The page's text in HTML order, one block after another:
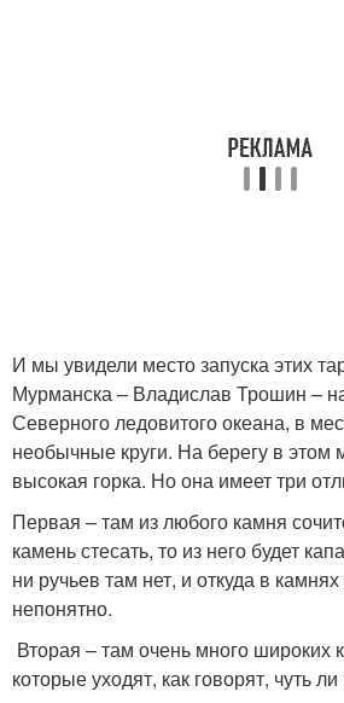
И мы увидели место запуска этих
Мурманска – Владислав Трошин –
Северного ледовитого океана, в
необычные круги. На берегу в этом
высокая горка. Но она имеет три
Первая – там из любого камня
камень стесать, то из него будет
ни ручьев там нет, и откуда в
непонятно.
Вторая – там очень много широких
которые уходят, как говорят, чуть